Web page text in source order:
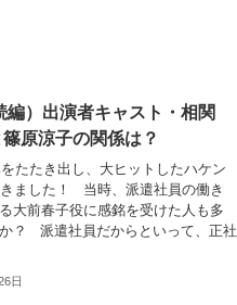
）出演者キャスト・相関
原涼子の関係は？
たたき出し、大ヒットしたハケン
ました！ 当時、派遣社員の働き
大前春子役に感銘を受けた人も多
？ 派遣社員だからといって、正社
日